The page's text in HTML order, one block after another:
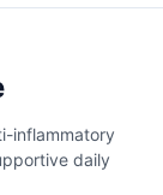
inflammatory
daily